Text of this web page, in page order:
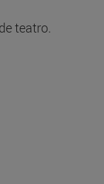
teatro.